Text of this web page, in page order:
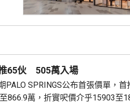
推65伙 505萬入場
PALO SPRINGS公布首張價單，
866.9萬，折實呎價介乎15903至